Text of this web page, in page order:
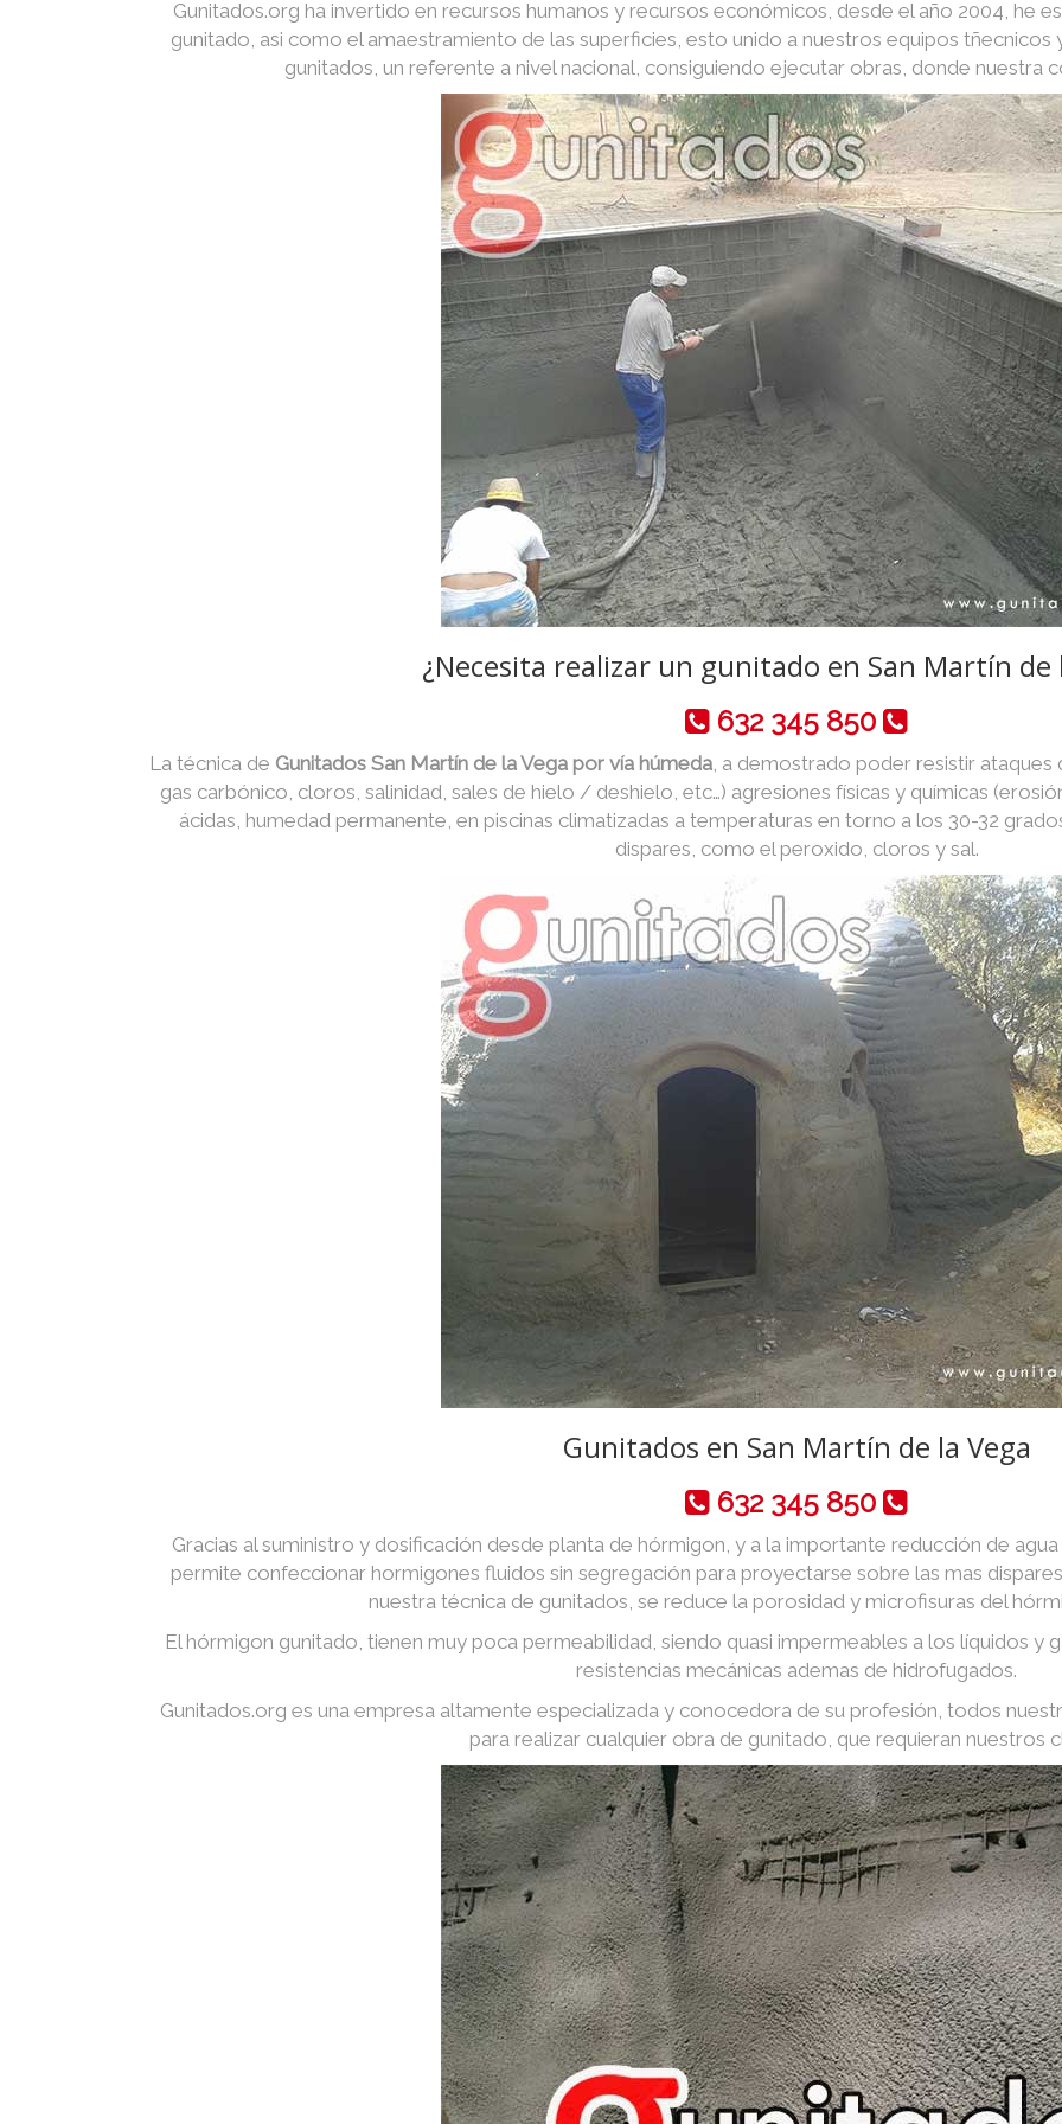
Gunitados.org ha invertido en recursos humanos y recursos económicos, desde el año 2004, he
gunitado, asi como el amaestramiento de las superficies, esto unido a nuestros equipos tñecnicos
gunitados, un referente a nivel nacional, consiguiendo ejecutar obras, donde nuestra
¿Necesita realizar un gunitado en San Martín de
632 345 850
La técnica de Gunitados San Martín de la Vega por vía húmeda, a demostrado poder resistir
gas carbónico, cloros, salinidad, sales de hielo / deshielo, etc…) agresiones físicas y químicas
ácidas, humedad permanente, en piscinas climatizadas a temperaturas en torno a los 30-32
dispares, como el peroxido, cloros y sal.
Gunitados en San Martín de la Vega
632 345 850
Gracias al suministro y dosificación desde planta de hórmigon, y a la importante reducción de
permite confeccionar hormigones fluidos sin segregación para proyectarse sobre las mas
nuestra técnica de gunitados, se reduce la porosidad y microfisuras del
El hórmigon gunitado, tienen muy poca permeabilidad, siendo quasi impermeables a los líquidos y
resistencias mecánicas ademas de hidrofugados.
Gunitados.org es una empresa altamente especializada y conocedora de su profesión, todos
para realizar cualquier obra de gunitado, que requieran nuestros